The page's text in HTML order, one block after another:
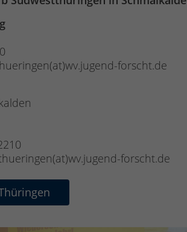
forscht.de
forscht.de